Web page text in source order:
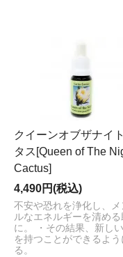
クイーンオブザナイ
タス[Queen of The
Cactus]
4,490円(税込)
不安や恐れを浄化し、メ
ルなエネルギーを清める
に。 ・その結果、新し
を持つことができるよう
る。